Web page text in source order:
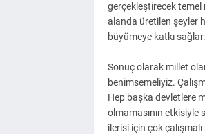
gerçekleştirecek temel
alanda üretilen şeyler
büyümeye katkı sağlar.
Sonuç olarak millet
benimsemeliyiz.
Hep başka devletlere
olmamasının etkisiyle
ilerisi için çok